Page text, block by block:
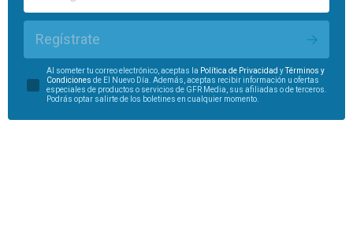
Regístrate
Al someter tu correo electrónico, aceptas la Política de Privacidad yTérminos y
Condiciones de El Nuevo Día. Además, aceptas recibir información u ofertas
especiales de productos o servicios de GFR Media, sus afiliadas o de terceros.
Podrás optar salirte de los boletines en cualquier momento.